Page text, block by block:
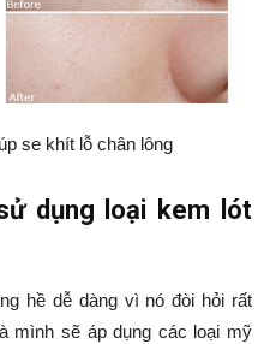
se khít lỗ chân lông
dụng loại kem lót
hề dễ dàng vì nó đòi hỏi rất
mình sẽ áp dụng các loại mỹ